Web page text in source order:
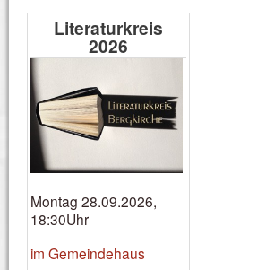
Literaturkreis
2026
Montag 28.09.2026,
18:30Uhr
im Gemeindehaus